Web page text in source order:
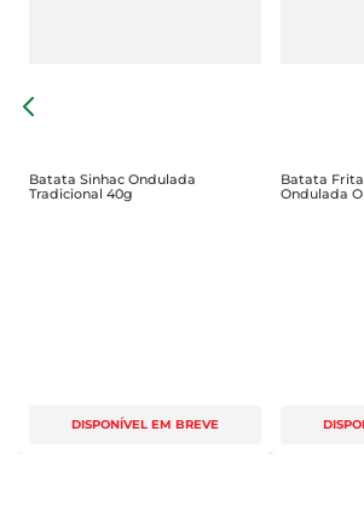
Batata Sinhac Ondulada
Tradicional 40g
DISPONÍVEL EM BREVE
Batata
Ondulada